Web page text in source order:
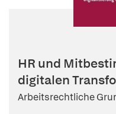
HR und
digitalen
Arbeitsrechtliche